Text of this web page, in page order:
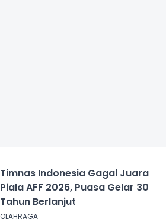
Timnas Indonesia Gagal Juara
Piala AFF 2026, Puasa Gelar 30
Tahun Berlanjut
OLAHRAGA